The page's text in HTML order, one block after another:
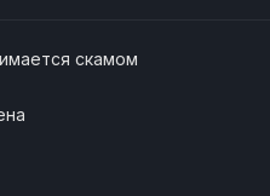
скамом